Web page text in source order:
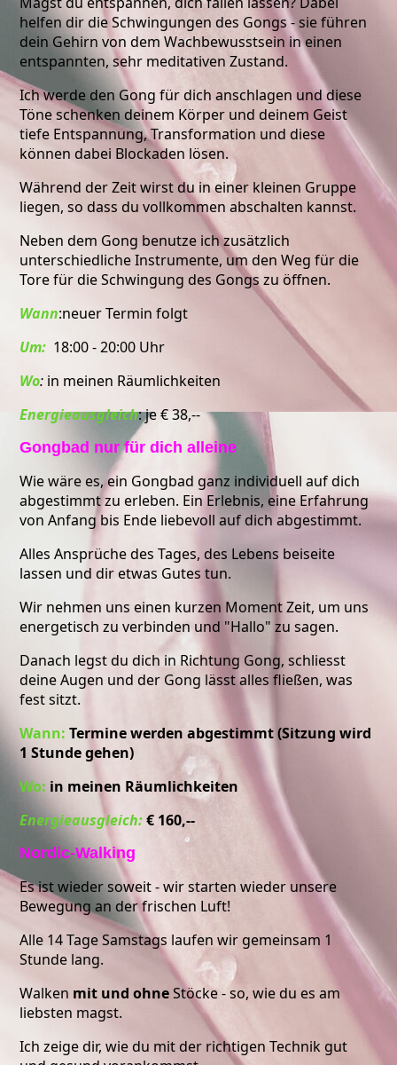
helfen dir die Schwingungen des Gongs - sie führen
dein Gehirn von dem Wachbewusstsein in einen
entspannten, sehr meditativen Zustand.
Ich werde den Gong für dich anschlagen und diese
Töne schenken deinem Körper und deinem Geist
tiefe Entspannung, Transformation und diese
können dabei Blockaden lösen.
Während der Zeit wirst du in einer kleinen Gruppe
liegen, so dass du vollkommen abschalten kannst.
Neben dem Gong benutze ich zusätzlich
unterschiedliche Instrumente, um den Weg für die
Tore für die Schwingung des Gongs zu öffnen.
Wann:neuer Termin folgt
Um: 18:00 - 20:00 Uhr
Wo: in meinen Räumlichkeiten
Energieausgleich: je € 38,--
Gongbad nur für dich alleine
Wie wäre es, ein Gongbad ganz individuell auf dich
abgestimmt zu erleben. Ein Erlebnis, eine Erfahrung
von Anfang bis Ende liebevoll auf dich abgestimmt.
Alles Ansprüche des Tages, des Lebens beiseite
lassen und dir etwas Gutes tun.
Wir nehmen uns einen kurzen Moment Zeit, um uns
energetisch zu verbinden und "Hallo" zu sagen.
Danach legst du dich in Richtung Gong, schliesst
deine Augen und der Gong lässt alles fließen, was
fest sitzt.
Wann:Termine werden abgestimmt (Sitzung wird
1 Stunde gehen)
Wo: in meinen Räumlichkeiten
Energieausgleich: € 160,--
Nordic-Walking
Es ist wieder soweit - wir starten wieder unsere
Bewegung an der frischen Luft!
Alle 14 Tage Samstags laufen wir gemeinsam 1
Stunde lang.
Walken mit und ohneStöcke - so, wie du es am
liebsten magst.
Ich zeige dir, wie du mit der richtigen Technik gut